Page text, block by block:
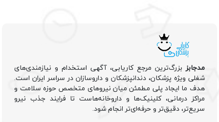
مدجابزبزرگ‌ترین مرجع کاریابی، آگهی استخدام و نیازمندی‌های
شغلی ویژه پزشکان، دندانپزشکان و داروسازان در سراسر ایران است.
هدف ما ایجاد پلی مطمئن میان نیروهای متخصص حوزه سلامت و
مراکز درمانی، کلینیک‌ها و داروخانه‌هاست تا فرایند جذب نیرو
سریع‌تر، دقیق‌تر و حرفه‌ای‌تر انجام شود.